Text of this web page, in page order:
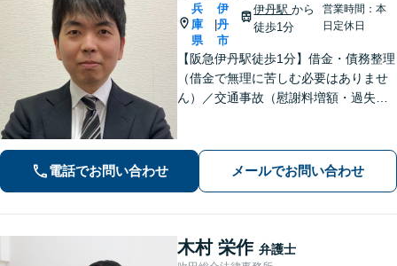
兵
庫
県
伊
丹
市
伊丹駅から
徒歩1分
営業時間：本
日定休日
【阪急伊丹駅徒歩1分】借金・債務整理
（借金で無理に苦しむ必要はありませ
ん）／交通事故（慰謝料増額・過失割
／刑事事件（被害者側も対応）／相続
／離婚問題など。まずはお気軽にご相
談ください
電話でお問い合わせ メールでお問い合わせ
木村 栄作 弁護士